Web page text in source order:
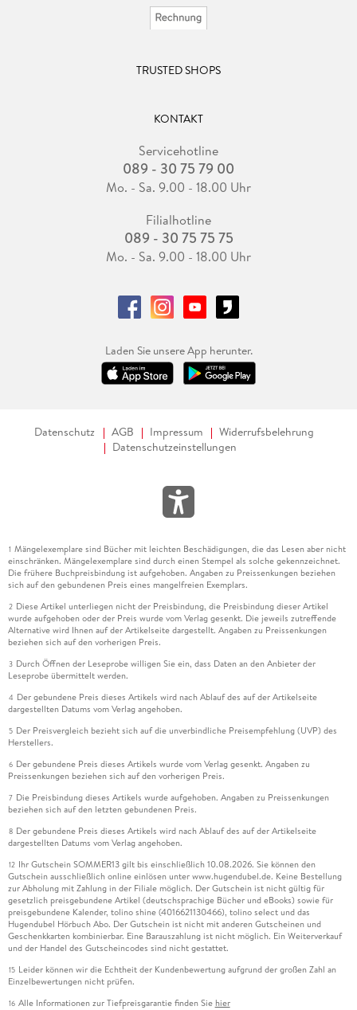
TRUSTED SHOPS
KONTAKT
Servicehotline
089 - 30 75 79 00
Mo. - Sa. 9.00 - 18.00 Uhr
Filialhotline
089 - 30 75 75 75
Mo. - Sa. 9.00 - 18.00 Uhr
Laden Sie unsere App herunter.
Datenschutz AGB Impressum
Widerrufsbelehrung
Datenschutzeinstellungen
1 Mängelexemplare sind Bücher mit leichten Beschädigungen, die das Lesen aber nicht
einschränken. Mängelexemplare sind durch einen Stempel als solche gekennzeichnet.
Die frühere Buchpreisbindung ist aufgehoben. Angaben zu Preissenkungen beziehen
sich auf den gebundenen Preis eines mangelfreien Exemplars.
2 Diese Artikel unterliegen nicht der Preisbindung, die Preisbindung dieser Artikel
wurde aufgehoben oder der Preis wurde vom Verlag gesenkt. Die jeweils zutreffende
Alternative wird Ihnen auf der Artikelseite dargestellt. Angaben zu Preissenkungen
beziehen sich auf den vorherigen Preis.
3 Durch Öffnen der Leseprobe willigen Sie ein, dass Daten an den Anbieter der
Leseprobe übermittelt werden.
4 Der gebundene Preis dieses Artikels wird nach Ablauf des auf der Artikelseite
dargestellten Datums vom Verlag angehoben.
5 Der Preisvergleich bezieht sich auf die unverbindliche Preisempfehlung (UVP) des
Herstellers.
6 Der gebundene Preis dieses Artikels wurde vom Verlag gesenkt. Angaben zu
Preissenkungen beziehen sich auf den vorherigen Preis.
7 Die Preisbindung dieses Artikels wurde aufgehoben. Angaben zu Preissenkungen
beziehen sich auf den letzten gebundenen Preis.
8 Der gebundene Preis dieses Artikels wird nach Ablauf des auf der Artikelseite
dargestellten Datums vom Verlag angehoben.
12 Ihr Gutschein SOMMER13 gilt bis einschließlich 10.08.2026. Sie können den
Gutschein ausschließlich online einlösen unter www.hugendubel.de. Keine Bestellung
zur Abholung mit Zahlung in der Filiale möglich. Der Gutschein ist nicht gültig für
gesetzlich preisgebundene Artikel (deutschsprachige Bücher und eBooks) sowie für
preisgebundene Kalender, tolino shine (4016621130466), tolino select und das
Hugendubel Hörbuch Abo. Der Gutschein ist nicht mit anderen Gutscheinen und
Geschenkkarten kombinierbar. Eine Barauszahlung ist nicht möglich. Ein Weiterverkauf
und der Handel des Gutscheincodes sind nicht gestattet.
15 Leider können wir die Echtheit der Kundenbewertung aufgrund der großen Zahl an
Einzelbewertungen nicht prüfen.
16 Alle Informationen zur Tiefpreisgarantie finden Sie hier